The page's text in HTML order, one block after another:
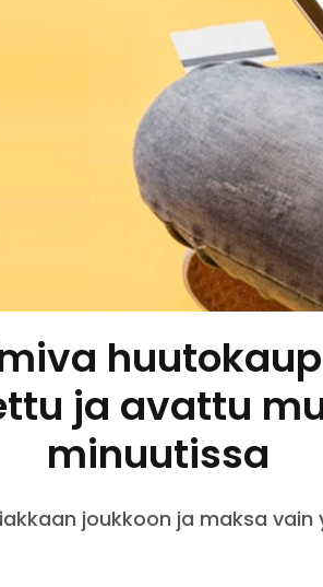
ja avattu
minuutissa
joukkoon ja maksa